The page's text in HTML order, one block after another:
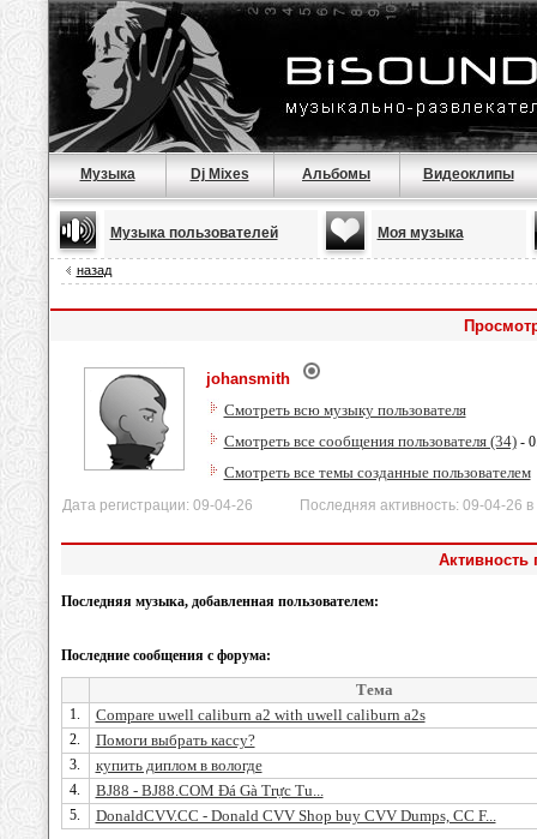
Музыка Dj Mixes Альбомы Видеоклипы
Музыка пользователей Моя музыка
назад
johansmith
Смотреть всю музыку пользователя
Смотреть все сообщения пользователя (34)-
Смотреть все темы созданные пользователем
Дата регистрации: 09-04-26 Последняя активность: 09-04-26 в
Активность
Последняя музыка, добавленная пользователем:
Последние сообщения с форума:
Тема
1. Compare uwell caliburn a2 with uwell caliburn a2s
2. Помоги выбрать кассу?
3. купить диплом в вологде
4. BJ88 - BJ88.COM Đá Gà Trực Tu...
5. DonaldCVV.CC - Donald CVV Shop buy CVV Dumps, CC F...